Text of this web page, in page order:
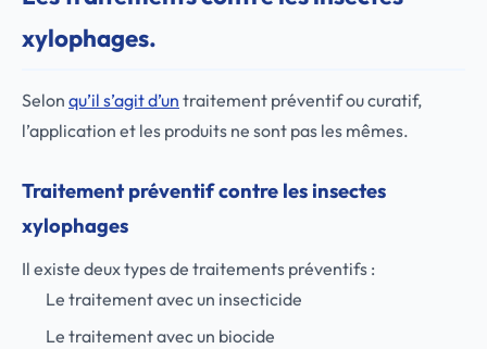
xylophages.
Selon qu’il s’agit d’un traitement préventif ou curatif,
l’application et les produits ne sont pas les mêmes.
Traitement préventif contre les insectes
xylophages
Il existe deux types de traitements préventifs :
Le traitement avec un insecticide
Le traitement avec un biocide